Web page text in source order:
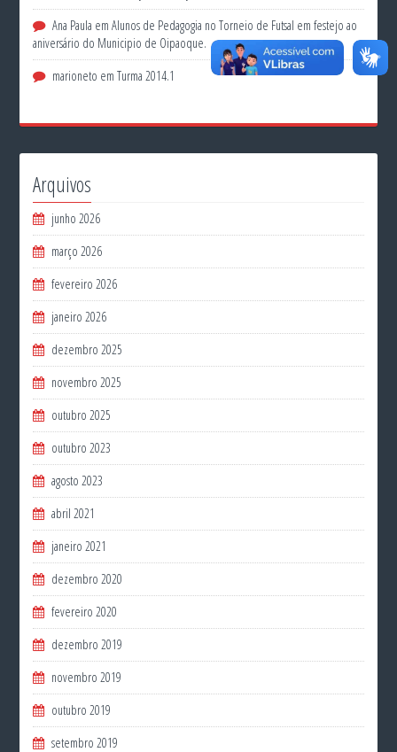
Ana Paula emAlunos de Pedagogia no Torneio de Futsal em festejo ao
aniversário do Municipio de Oipaoque.
marioneto emTurma 2014.1
Arquivos
junho 2026
março 2026
fevereiro 2026
janeiro 2026
dezembro 2025
novembro 2025
outubro 2025
outubro 2023
agosto 2023
abril 2021
janeiro 2021
dezembro 2020
fevereiro 2020
dezembro 2019
novembro 2019
outubro 2019
setembro 2019